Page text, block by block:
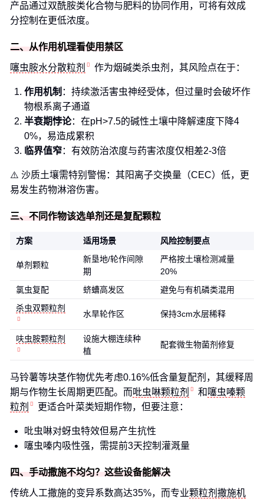
产品通过双酰胺类化合物与肥料的协同作用，可将有效成
分控制在更低浓度。
二、从作用机理看使用禁区
噻虫胺水分散粒剂 作为烟碱类杀虫剂，其风险点在于：
作用机制 ：持续激活害虫神经受体，但过量时会破坏作
物根系离子通道
半衰期悖论：在pH>7.5的碱性土壤中降解速度下降4
0%，易造成累积
临界值窄：有效防治浓度与药害浓度仅相差2-3倍
⚠️ 沙质土壤需特别警惕：其阳离子交换量（CEC）低，更
易发生药物淋溶伤害。
三、不同作物该选单剂还是复配颗粒
方案 适用场景 风险控制要点
单剂颗粒
新垦地/轮作间隙
期
严格按土壤检测减量
20%
氯虫复配
蛴螬高发区
避免与有机磷类混用
杀虫双颗粒剂
水旱轮作区 保持3cm水层稀释
呋虫胺颗粒剂
设施大棚连续种
植
配套微生物菌剂修复
马铃薯等块茎作物优先考虑0.16%低含量复配剂，其缓释周
期与作物生长周期更匹配。而吡虫啉颗粒剂 和 噻虫嗪颗
粒剂
更适合叶菜类短期作物，但要注意：
吡虫啉对蚜虫特效但易产生抗性
噻虫嗪内吸性强，需提前3天控制灌溉量
四、手动撒施不均匀？这些设备能解决
传统人工撒施的变异系数高达35%，而专业颗粒剂撒施机